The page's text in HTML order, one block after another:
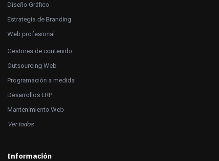
Diseño Gráfico
Estrategia de Branding
Web profesional
Gestores de contenido
Outsourcing Web
Programación a medida
Desarrollos ERP
Mantenimiento Web
Ver todos
Información